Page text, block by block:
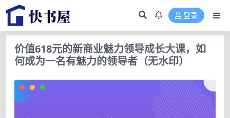
登录
价值618元的新商业魅力领导成长大课，如
何成为一名有魅力的领导者（无水印）